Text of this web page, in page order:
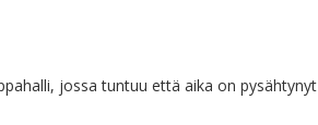
jossa tuntuu että aika on pysähtynyt